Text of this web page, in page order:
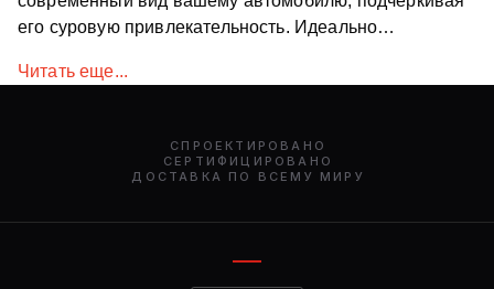
его суровую привлекательность. Идеально
оконные рамы — идеальное обновление для более
сочетание роскоши и производительности.
Читать еще...
СПРОЕКТИРОВАНО
СЕРТИФИЦИРОВАНО
ДОСТАВКА ПО ВСЕМУ МИРУ